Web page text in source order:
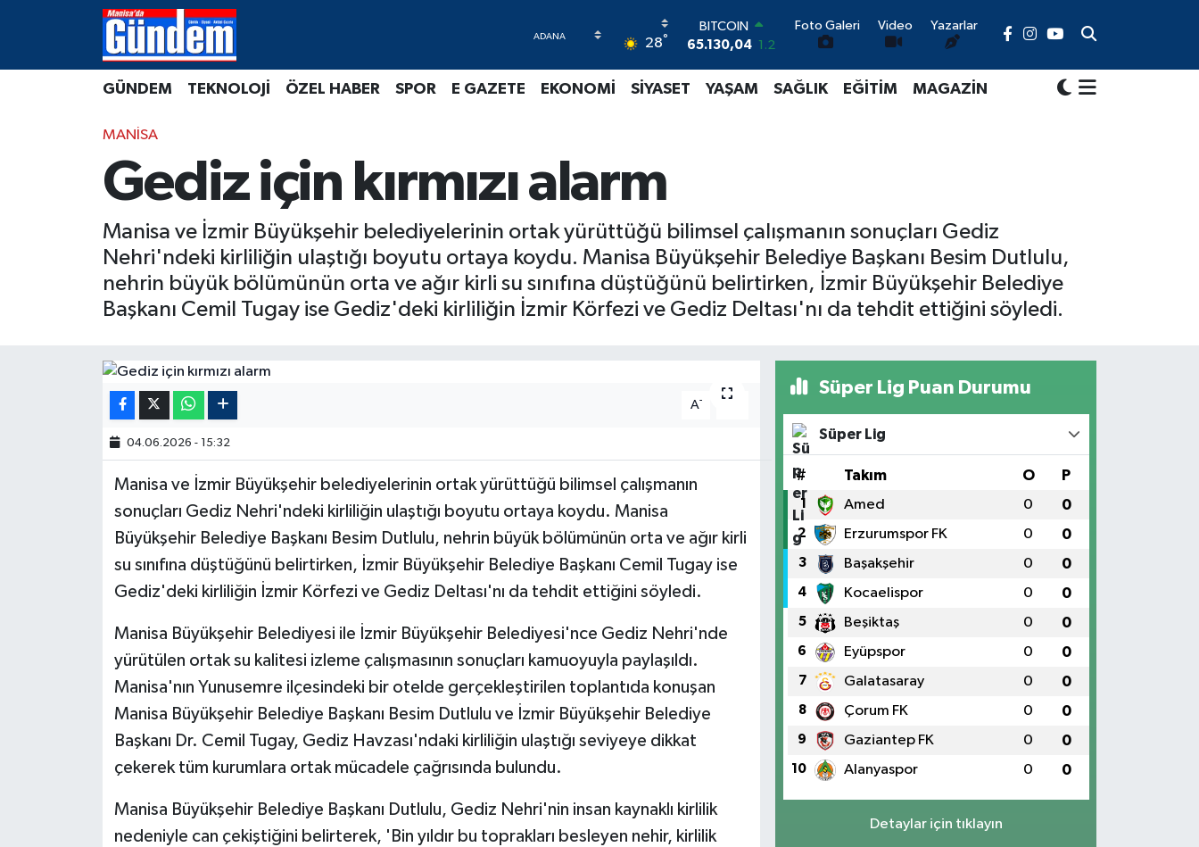
28°
BITCOIN
65.130,04 1.2
47,7106 0.17
13.773
-19
Foto Galeri Video Yazarlar
GÜNDEM TEKNOLOJİ ÖZEL HABER SPOR E GAZETE EKONOMİ SİYASET YAŞAM SAĞLIK EĞİTİM MAGAZİN
MANİSA
Gediz için kırmızı alarm
Manisa ve İzmir Büyükşehir belediyelerinin ortak yürüttüğü bilimsel çalışmanın sonuçları Gediz
Nehri'ndeki kirliliğin ulaştığı boyutu ortaya koydu. Manisa Büyükşehir Belediye Başkanı Besim Dutlulu,
nehrin büyük bölümünün orta ve ağır kirli su sınıfına düştüğünü belirtirken, İzmir Büyükşehir Belediye
Başkanı Cemil Tugay ise Gediz'deki kirliliğin İzmir Körfezi ve Gediz Deltası'nı da tehdit ettiğini söyledi.
A-
04.06.2026 - 15:32
Manisa ve İzmir Büyükşehir belediyelerinin ortak yürüttüğü bilimsel çalışmanın
sonuçları Gediz Nehri'ndeki kirliliğin ulaştığı boyutu ortaya koydu. Manisa
Büyükşehir Belediye Başkanı Besim Dutlulu, nehrin büyük bölümünün orta ve ağır kirli
su sınıfına düştüğünü belirtirken, İzmir Büyükşehir Belediye Başkanı Cemil Tugay ise
Gediz'deki kirliliğin İzmir Körfezi ve Gediz Deltası'nı da tehdit ettiğini söyledi.
Manisa Büyükşehir Belediyesi ile İzmir Büyükşehir Belediyesi'nce Gediz Nehri'nde
yürütülen ortak su kalitesi izleme çalışmasının sonuçları kamuoyuyla paylaşıldı.
Manisa'nın Yunusemre ilçesindeki bir otelde gerçekleştirilen toplantıda konuşan
Manisa Büyükşehir Belediye Başkanı Besim Dutlulu ve İzmir Büyükşehir Belediye
Başkanı Dr. Cemil Tugay, Gediz Havzası'ndaki kirliliğin ulaştığı seviyeye dikkat
çekerek tüm kurumlara ortak mücadele çağrısında bulundu.
Manisa Büyükşehir Belediye Başkanı Dutlulu, Gediz Nehri'nin insan kaynaklı kirlilik
nedeniyle can çekiştiğini belirterek, 'Bin yıldır bu toprakları besleyen nehir, kirlilik
Süper Lig Puan Durumu
Süper Lig
# Takım O P
1 Amed 0 0
2 Erzurumspor FK 0 0
3 Başakşehir 0 0
4 Kocaelispor 0 0
5 Beşiktaş 0 0
6 Eyüpspor 0 0
7 Galatasaray 0 0
8 Çorum FK 0 0
9 Gaziantep FK 0 0
10 Alanyaspor 0 0
Detaylar için tıklayın
Manisa Hava Durumu
Süper Lig Puan Durumu ve Fikstür
Tüm Manşetler
Son Dakika Haberleri
Haber Arşivi